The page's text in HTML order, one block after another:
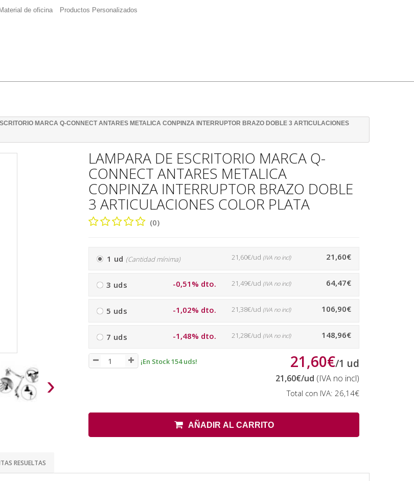
de oficina Productos Personalizados
MARCA Q-CONNECT ANTARES METALICA CONPINZA INTERRUPTOR BRAZO DOBLE 3 ARTICULACIONES
›
LAMPARA DE ESCRITORIO MARCA Q-
CONNECT ANTARES METALICA
CONPINZA INTERRUPTOR BRAZO DOBLE
3 ARTICULACIONES COLOR PLATA
(0)
1 ud (Cantidad mínima) 21,60€
21,60€/ud (IVA no incl)
3 uds -0,51% dto. 64,47€
21,49€/ud (IVA no incl)
5 uds -1,02% dto. 106,90€
21,38€/ud (IVA no incl)
7 uds -1,48% dto. 148,96€
21,28€/ud (IVA no incl)
¡En Stock 154 uds! 21,60€/1 ud
21,60€/ud (IVA no incl)
Total con IVA: 26,14€
AÑADIR AL CARRITO
RESUELTAS